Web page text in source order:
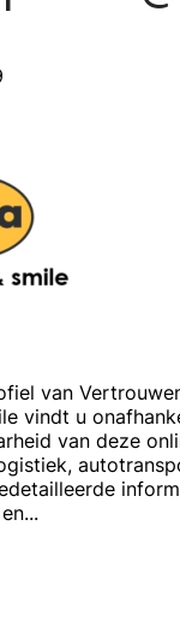
van
vindt u
van deze
...